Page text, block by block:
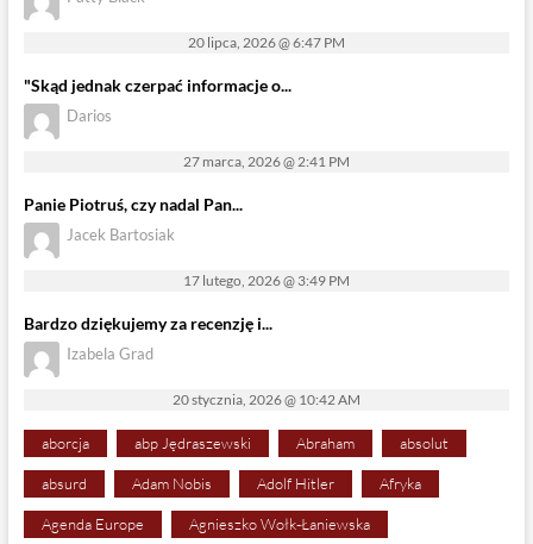
20 lipca, 2026 @ 6:47 PM
"Skąd jednak czerpać informacje o...
Darios
27 marca, 2026 @ 2:41 PM
Panie Piotruś, czy nadal Pan...
Jacek Bartosiak
17 lutego, 2026 @ 3:49 PM
Bardzo dziękujemy za recenzję i...
Izabela Grad
20 stycznia, 2026 @ 10:42 AM
aborcja abp Jędraszewski Abraham absolut
absurd Adam Nobis Adolf Hitler Afryka
Agenda Europe Agnieszko Wołk-Łaniewska